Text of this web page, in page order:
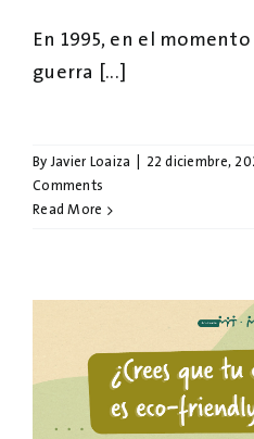
En 1995, en el
guerra [...]
ByJavier Loaiza 22 diciembre,
Comments
Read More